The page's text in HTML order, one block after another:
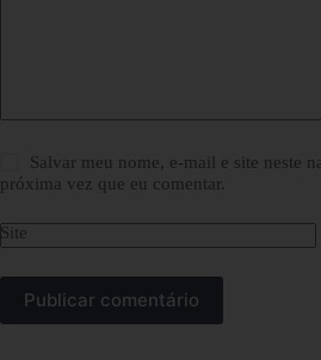
Salvar meu nome, e-mail e site neste
próxima vez que eu comentar.
Site
Publicar comentário